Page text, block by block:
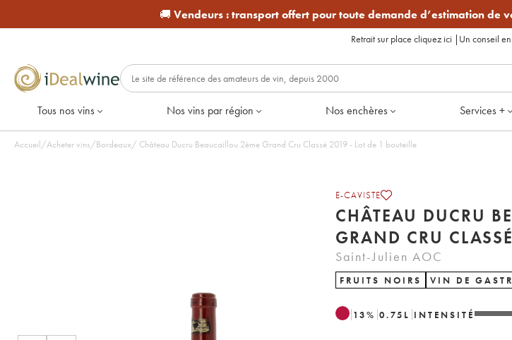
🚚 Vendeurs :transport offert pour toute demande d’estimation de
Retrait sur place cliquez ici | Un conseil
Tous nos vins Nos vins par région Nos enchères Services +
Accueil/Acheter vins/Bordeaux/ Château Ducru Beaucaillou 2ème Grand Cru Classé 2019 - Lot de 1 bouteille
E-CAVISTE
CHÂTEAU DUCRU
Saint-Julien AOC
FRUITS NOIRS VIN DE
13% 0.75 L INTENSITÉ